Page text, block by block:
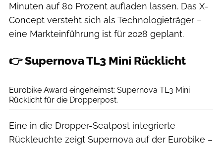
Minuten auf 80 Prozent aufladen lassen. Das X-
Concept versteht sich als Technologieträger –
eine Markteinführung ist für 2028 geplant.
👉 Supernova TL3 Mini Rücklicht
Eurobike Award eingeheimst: Supernova TL3 Mini
Rücklicht für die Dropperpost.
Eine in die Dropper-Seatpost integrierte
Rückleuchte zeigt Supernova auf der Eurobike –